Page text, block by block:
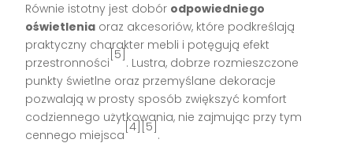
Równie istotny jest dobór odpowiedniego
oświetlenia oraz akcesoriów, które podkreślają
praktyczny charakter mebli i potęgują efekt
przestronności
[5]
. Lustra, dobrze rozmieszczone
punkty świetlne oraz przemyślane dekoracje
pozwalają w prosty sposób zwiększyć komfort
codziennego użytkowania, nie zajmując przy tym
cennego miejsca
[4][5]
.